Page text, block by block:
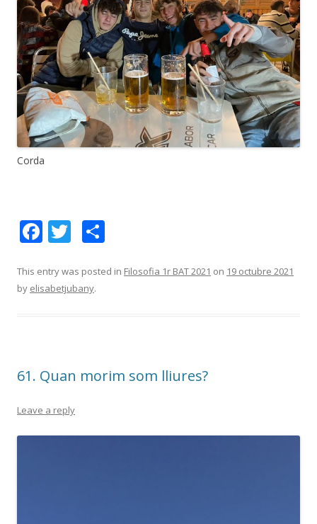
Corda
F
e
b
k
T
itt
er
m
ix
This entry was posted in Filosofia 1r BAT 2021 on 19 octubre 2021
by elisabetjubany.
61. Quan morim som lliures?
Leave a reply